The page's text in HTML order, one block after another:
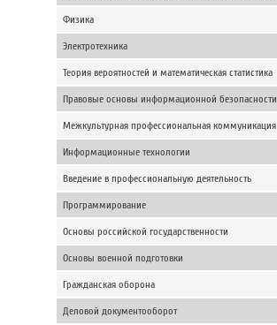
Физика
Электротехника
Теория вероятностей и математическая статистика
Правовые основы информационной безопасности
Межкультурная профессиональная коммуникация
Информационные технологии
Введение в профессиональную деятельность
Программирование
Основы российской государственности
Основы военной подготовки
Гражданская оборона
Деловой документооборот